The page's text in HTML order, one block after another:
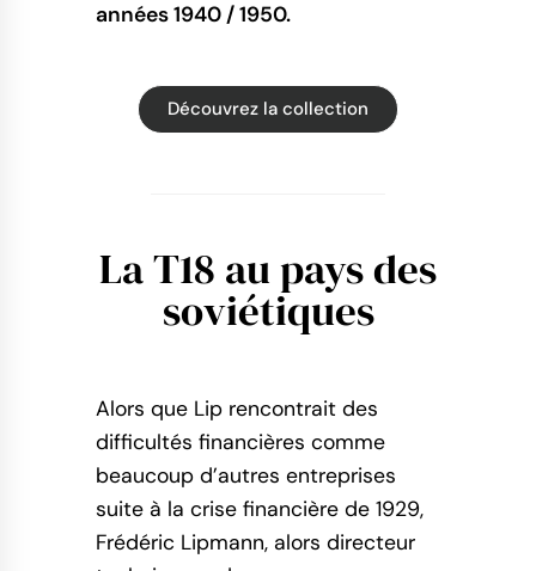
années 1940 / 1950.
Découvrez la collection
La T18 au pays des
soviétiques
Alors que Lip rencontrait des
difficultés financières comme
beaucoup d’autres entreprises
suite à la crise financière de 1929,
Frédéric Lipmann, alors directeur